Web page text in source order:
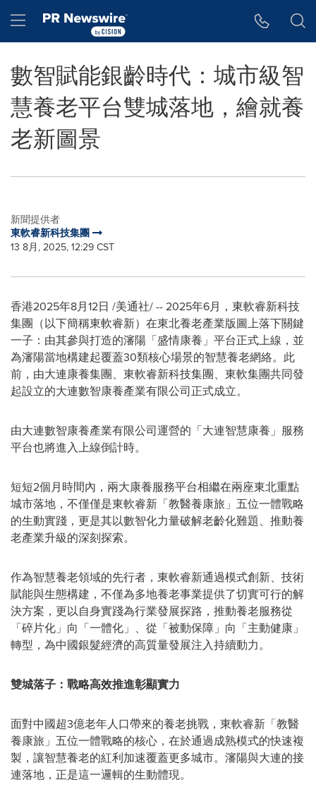
Hamburger menu
數智賦能銀齡時代：城市級智
慧養老平台雙城落地，繪就養
老新圖景
新聞提供者
東軟睿新科技集團
13 8月, 2025, 12:29 CST
香港2025年8月12日 /美通社/ -- 2025年6月，東軟睿新科技
集團（以下簡稱東軟睿新）在東北養老產業版圖上落下關鍵
一子：由其參與打造的瀋陽「盛情康養」平台正式上線，並
為瀋陽當地構建起覆蓋30類核心場景的智慧養老網絡。此
前，由大連康養集團、東軟睿新科技集團、東軟集團共同發
起設立的大連數智康養產業有限公司正式成立。
由大連數智康養產業有限公司運營的「大連智慧康養」服務
平台也將進入上線倒計時。
短短2個月時間內，兩大康養服務平台相繼在兩座東北重點
城市落地，不僅僅是東軟睿新「教醫養康旅」五位一體戰略
的生動實踐，更是其以數智化力量破解老齡化難題、推動養
老產業升級的深刻探索。
作為智慧養老領域的先行者，東軟睿新通過模式創新、技術
賦能與生態構建，不僅為多地養老事業提供了切實可行的解
決方案，更以自身實踐為行業發展探路，推動養老服務從
「碎片化」向「一體化」、從「被動保障」向「主動健康」
轉型，為中國銀髮經濟的高質量發展注入持續動力。
雙城落子：戰略高效推進彰顯實力
面對中國超3億老年人口帶來的養老挑戰，東軟睿新「教醫
養康旅」五位一體戰略的核心，在於通過成熟模式的快速複
製，讓智慧養老的紅利加速覆蓋更多城市。瀋陽與大連的接
連落地，正是這一邏輯的生動體現。